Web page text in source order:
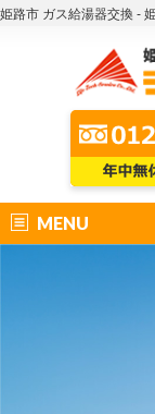
姫路市 ガス給湯器交換 -
MENU